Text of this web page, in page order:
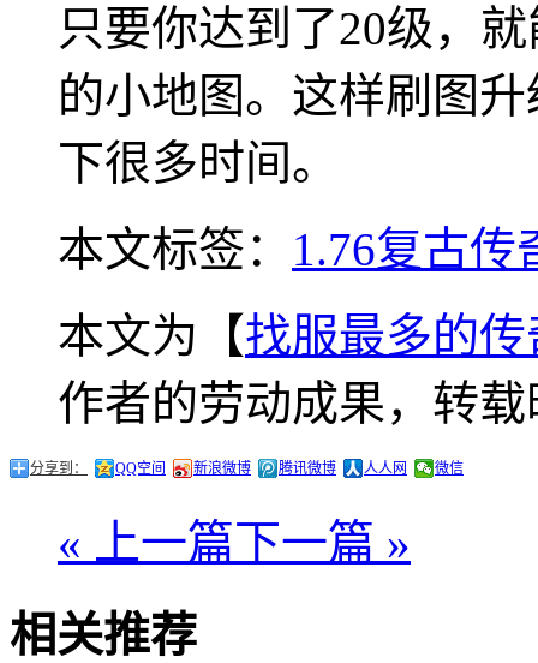
只要你达到了20级，
的小地图。这样刷图
下很多时间。
本文标签： 1.76复古传
本文为【找服最多的
作者的劳动成果，转
分享到： QQ空间 新浪微博 腾讯微博 人人网 微信
« 上一篇下一篇 »
相关推荐